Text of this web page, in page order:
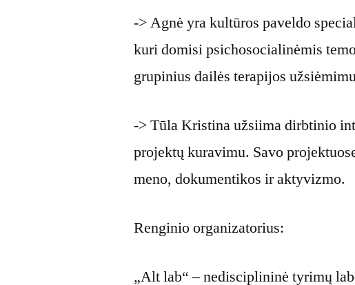
-> Agnė yra kultūros paveldo
kuri domisi psichosocialinėmis
grupinius dailės terapijos
-> Tūla Kristina užsiima dirbtinio
projektų kuravimu. Savo
meno, dokumentikos ir aktyvizmo.
Renginio organizatorius:
„Alt lab“ – nedisciplininė tyrimų